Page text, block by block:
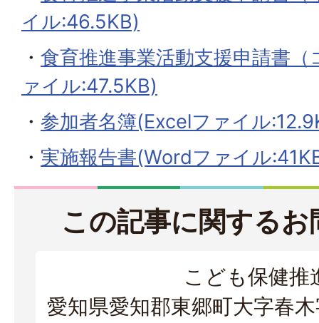
イル:46.5KB)
・ 食育推進事業活動支援申請書
ァイル:47.5KB)
・ 参加者名簿(Excelファイル
・ 実施報告書(Wordファイル
この記事に関する
こども保健推
愛知県愛知郡東郷町大字春